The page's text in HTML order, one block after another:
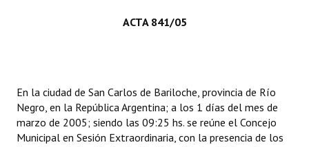
LEGISLACIÓN
Constitución Nacional
ACTA 841/05
En la ciudad de San Carlos de Bariloche, provincia de Río
Negro, en la República Argentina; a los 1 días del mes de
marzo de 2005; siendo las 09:25 hs. se reúne el Concejo
Municipal en Sesión Extraordinaria, con la presencia de los